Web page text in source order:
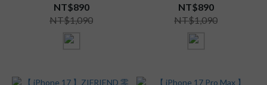
NT$890
NT$1,090
NT$890
NT$1,090